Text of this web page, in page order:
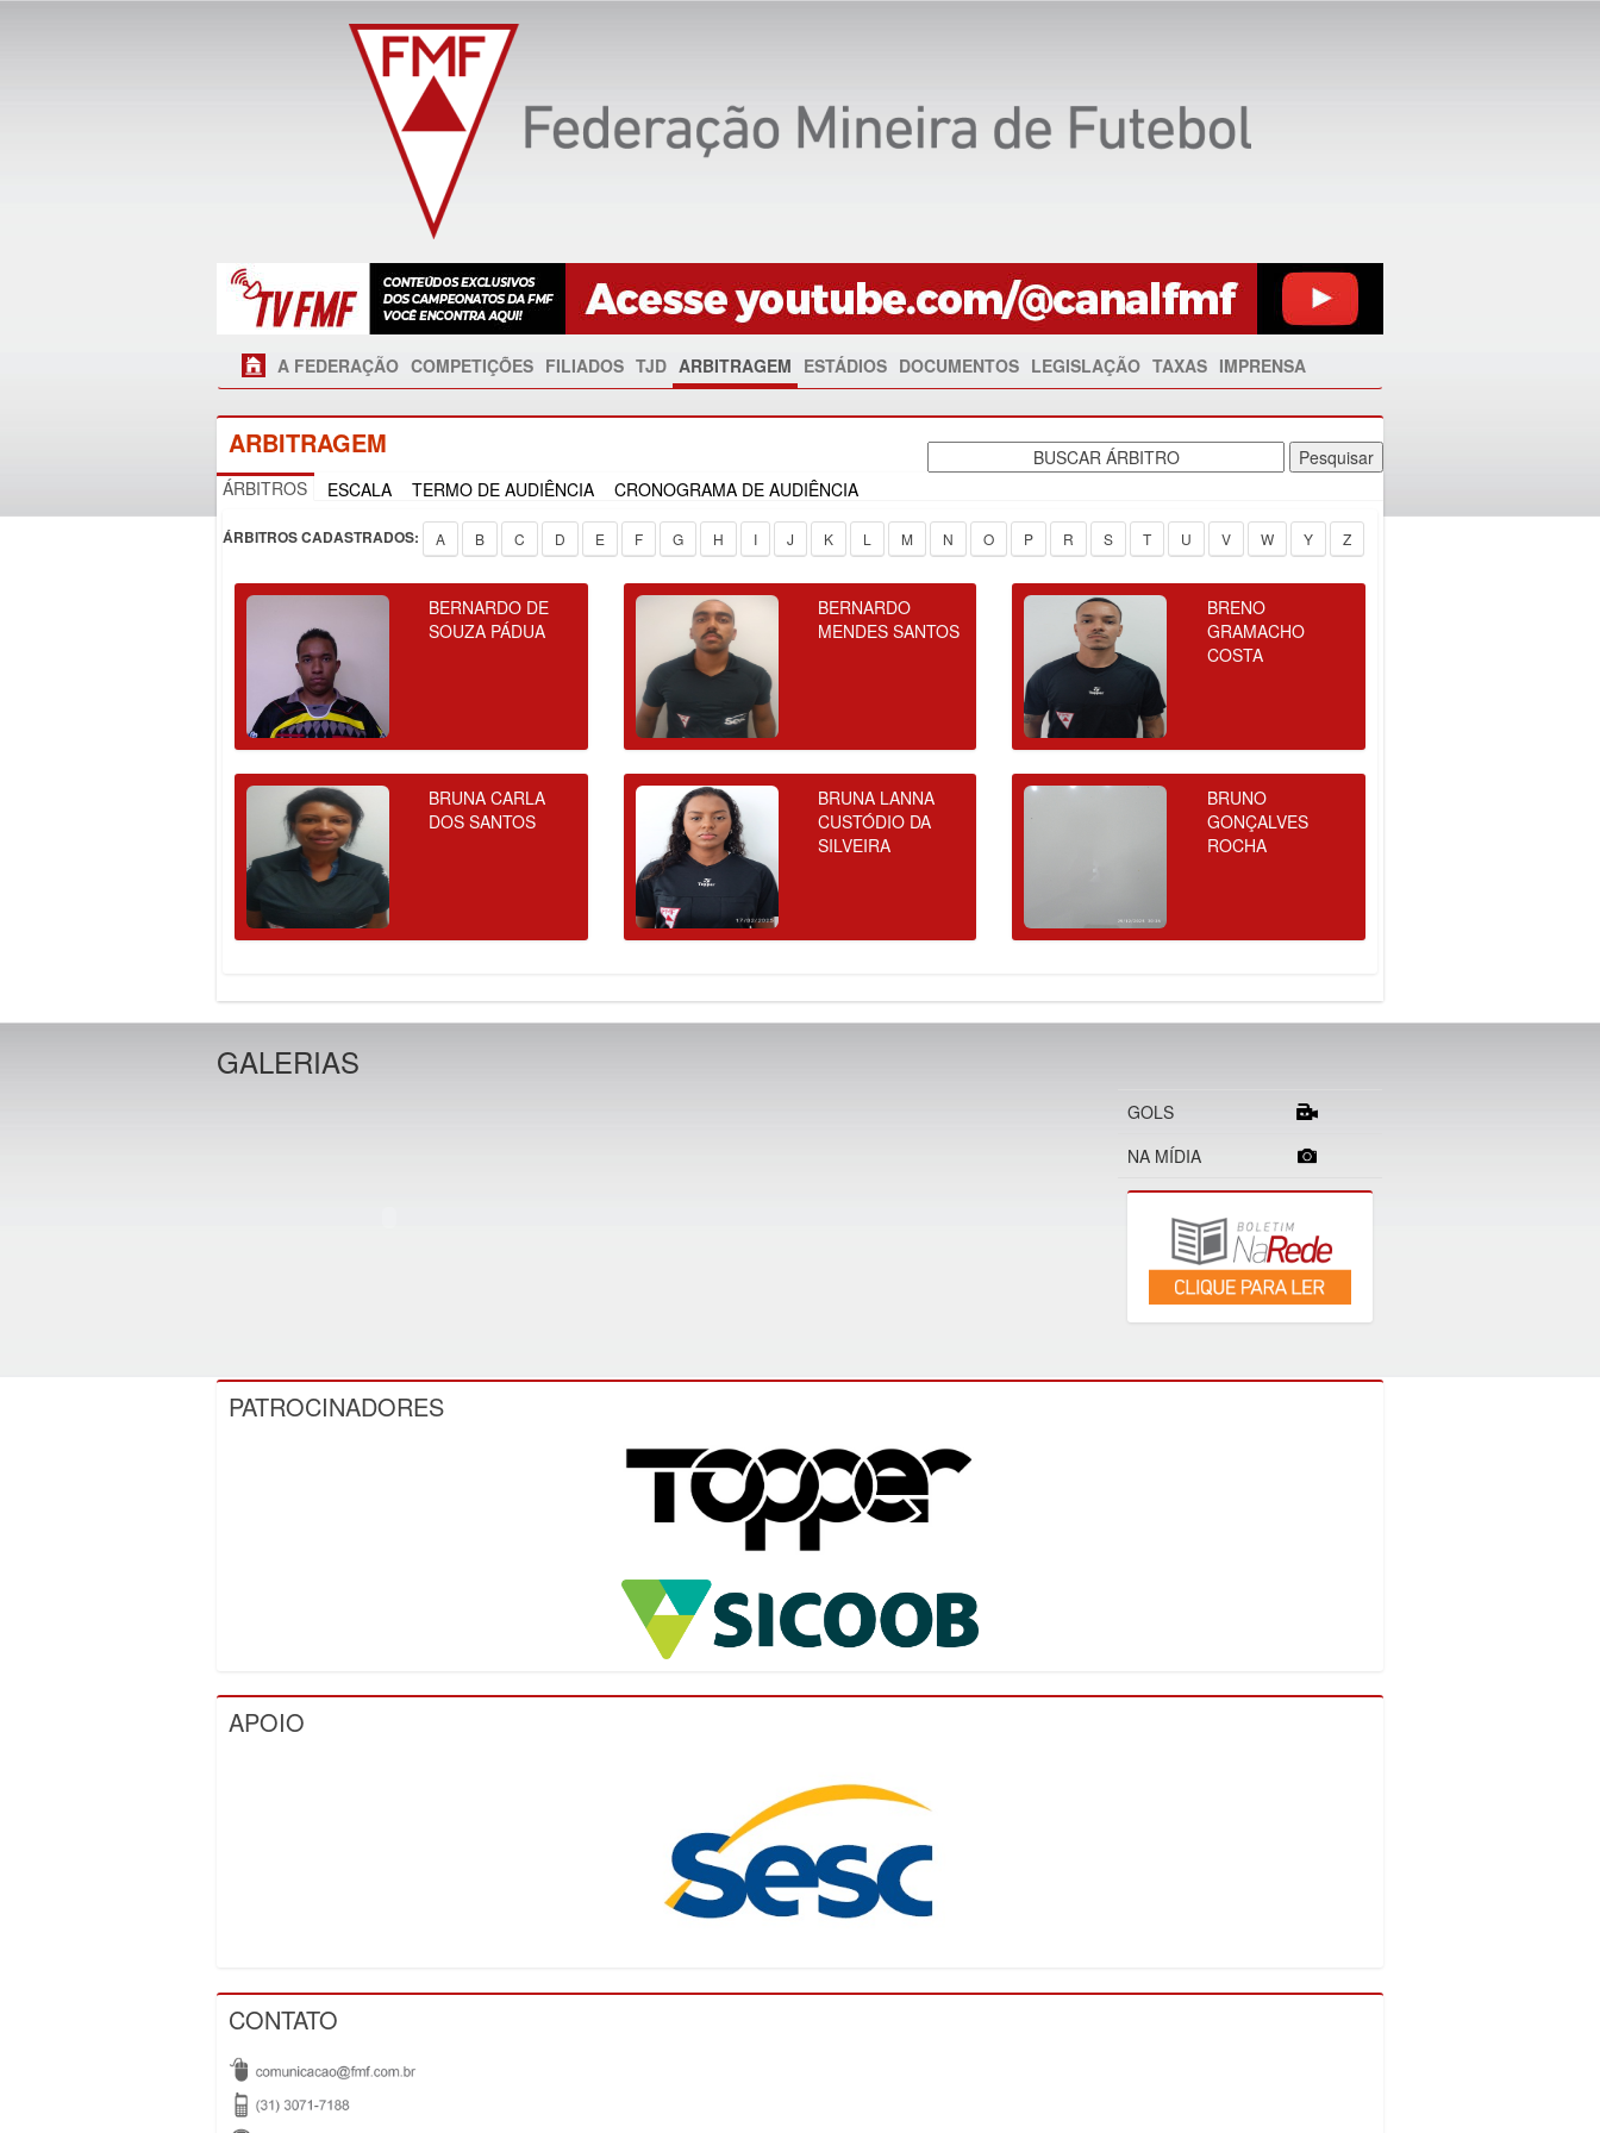
A FEDERAÇÃO COMPETIÇÕES FILIADOS TJD ARBITRAGEM ESTÁDIOS DOCUMENTOS LEGISLAÇÃO TAXAS IMPRENSA
ARBITRAGEM
ÁRBITROS ESCALA TERMO DE AUDIÊNCIA CRONOGRAMA DE AUDIÊNCIA
ÁRBITROS CADASTRADOS: A B C D E F G H I J K L M N O P R S T U V W Y Z
BERNARDO DE
SOUZA PÁDUA
BERNARDO
MENDES SANTOS
BRENO
GRAMACHO
COSTA
BRUNA CARLA
DOS SANTOS
BRUNA LANNA
CUSTÓDIO DA
SILVEIRA
BRUNO
GONÇALVES
ROCHA
GALERIAS
GOLS
NA MÍDIA
PATROCINADORES
APOIO
CONTATO